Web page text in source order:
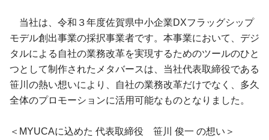
当社は、令和３年度佐賀県中小企業DXフラッグシップ
モデル創出事業の採択事業者です。本事業において、デジ
タルによる自社の業務改革を実現するためのツールのひと
つとして制作されたメタバースは、当社代表取締役である
笹川の熱い想いにより、自社の業務改革だけでなく、多久
全体のプロモーションに活用可能なものとなりました。
＜MYUCAに込めた 代表取締役 笹川 俊一 の想い＞